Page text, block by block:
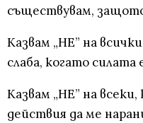
съществувам,
Казвам „НЕ” на
слаба, когато силата
Казвам „НЕ” на
действия да ме